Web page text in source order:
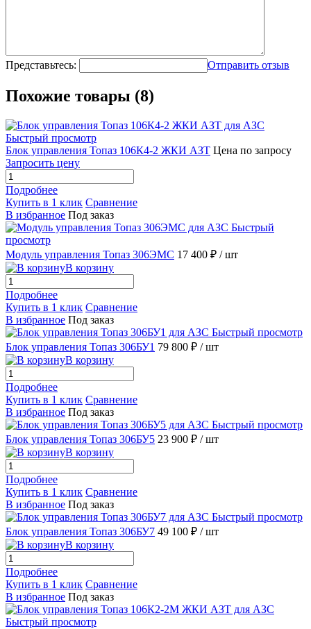
Представьтесь: Отправить отзыв
Похожие товары (8)
Быстрый просмотр
Блок управления Топаз 106К4-2 ЖКИ АЗТ Цена по запросу
Запросить цену
Подробнее
Купить в 1 клик Сравнение
В избранное Под заказ
Быстрый
просмотр
Модуль управления Топаз 306ЭМС 17 400 ₽ / шт
В корзину
Подробнее
Купить в 1 клик Сравнение
В избранное Под заказ
Быстрый просмотр
Блок управления Топаз 306БУ1 79 800 ₽ / шт
В корзину
Подробнее
Купить в 1 клик Сравнение
В избранное Под заказ
Быстрый просмотр
Блок управления Топаз 306БУ5 23 900 ₽ / шт
В корзину
Подробнее
Купить в 1 клик Сравнение
В избранное Под заказ
Быстрый просмотр
Блок управления Топаз 306БУ7 49 100 ₽ / шт
В корзину
Подробнее
Купить в 1 клик Сравнение
В избранное Под заказ
Быстрый просмотр